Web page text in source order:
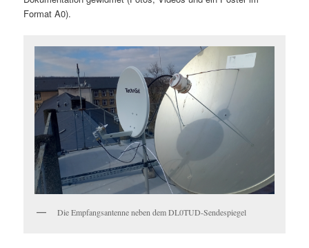
Format A0).
Die Empfangsantenne neben dem DL0TUD-Sendespiegel